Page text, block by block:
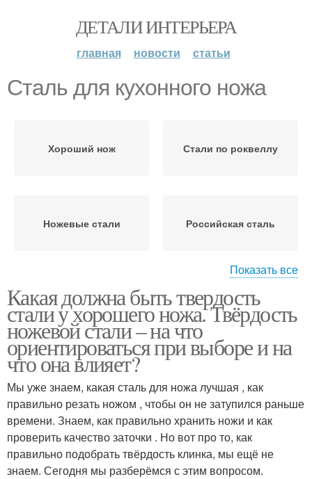
ДЕТАЛИ ИНТЕРЬЕРА
главная новости статьи
Сталь для кухонного ножа
Хороший нож Стали по роквеллу
Ножевые стали Российская сталь
Сталь для ножа
Показать все
Какая должна быть твердость
стали у хорошего ножа. Твёрдость
ножевой стали – на что
ориентироваться при выборе и на
что она влияет?
Мы уже знаем, какая сталь для ножа лучшая , как
правильно резать ножом , чтобы он не затупился раньше
времени. Знаем, как правильно хранить ножи и как
проверить качество заточки . Но вот про то, как
правильно подобрать твёрдость клинка, мы ещё не
знаем. Сегодня мы разберёмся с этим вопросом.